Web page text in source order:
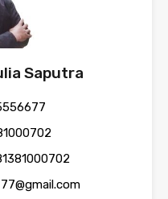
Saputra